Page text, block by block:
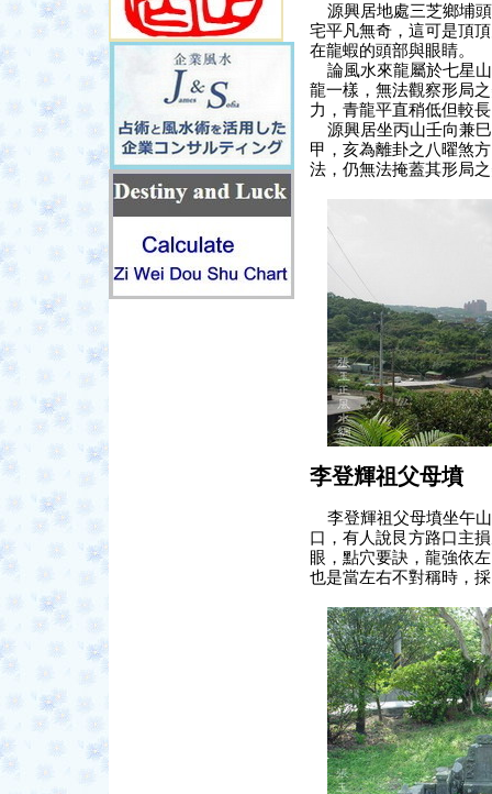
源興居地處三芝鄉埔
宅平凡無奇，這可是頂
在龍蝦的頭部與眼睛。
論風水來龍屬於七星
龍一樣，無法觀察形局
力，青龍平直稍低但較
源興居坐丙山壬向兼
甲，亥為離卦之八曜煞
法，仍無法掩蓋其形局
李登輝祖父母墳
李登輝祖父母墳坐午
口，有人說艮方路口主
眼，點穴要訣，龍強依
也是當左右不對稱時，